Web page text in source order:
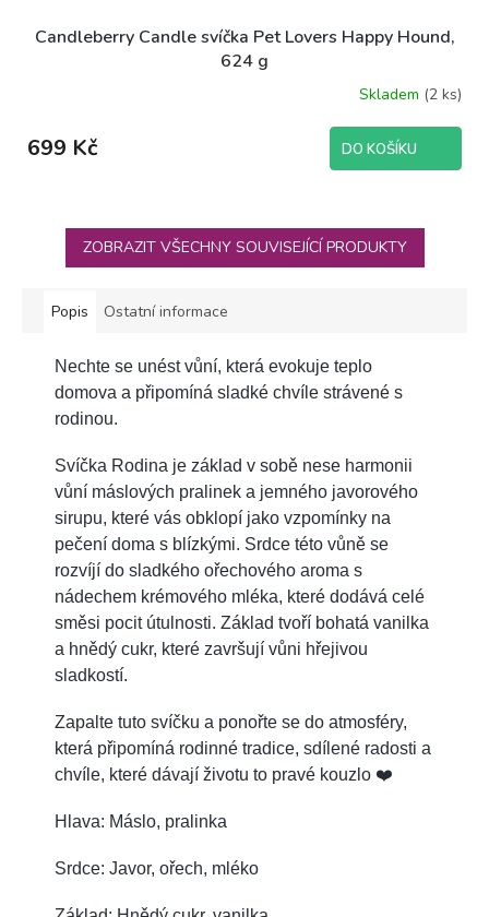
Candleberry Candle svíčka Pet Lovers Happy Hound,
624 g
Skladem (2 ks)
699 Kč DO KOŠÍKU
ZOBRAZIT VŠECHNY SOUVISEJÍCÍ PRODUKTY
Popis Ostatní informace
Nechte se unést vůní, která evokuje teplo
domova a připomíná sladké chvíle strávené s
rodinou.
Svíčka Rodina je základ v sobě nese harmonii
vůní máslových pralinek a jemného javorového
sirupu, které vás obklopí jako vzpomínky na
pečení doma s blízkými. Srdce této vůně se
rozvíjí do sladkého ořechového aroma s
nádechem krémového mléka, které dodává celé
směsi pocit útulnosti. Základ tvoří bohatá vanilka
a hnědý cukr, které završují vůni hřejivou
sladkostí.
Zapalte tuto svíčku a ponořte se do atmosféry,
která připomíná rodinné tradice, sdílené radosti a
chvíle, které dávají životu to pravé kouzlo ❤️
Hlava: Máslo, pralinka
Srdce: Javor, ořech, mléko